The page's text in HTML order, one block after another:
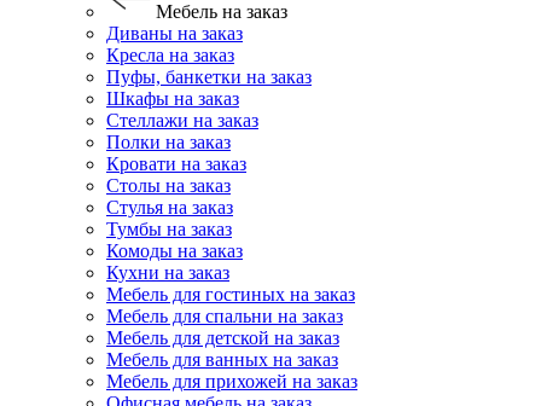
Мебель на заказ
Диваны на заказ
Кресла на заказ
Пуфы, банкетки на заказ
Шкафы на заказ
Стеллажи на заказ
Полки на заказ
Кровати на заказ
Столы на заказ
Стулья на заказ
Тумбы на заказ
Комоды на заказ
Кухни на заказ
Мебель для гостиных на заказ
Мебель для спальни на заказ
Мебель для детской на заказ
Мебель для ванных на заказ
Мебель для прихожей на заказ